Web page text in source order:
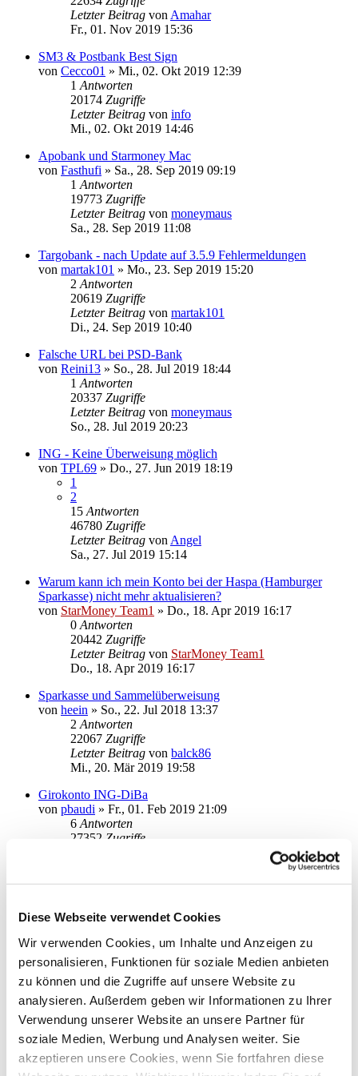
Diese Webseite verwendet Cookies
Wir verwenden Cookies, um Inhalte und Anzeigen zu
personalisieren, Funktionen für soziale Medien anbieten
zu können und die Zugriffe auf unsere Website zu
analysieren. Außerdem geben wir Informationen zu Ihrer
Verwendung unserer Website an unsere Partner für
soziale Medien, Werbung und Analysen weiter. Sie
akzeptieren unsere Cookies, wenn Sie fortfahren diese
Letzter Beitrag von Amahar
Fr., 01. Nov 2019 15:36
SM3 & Postbank Best Sign
von Cecco01 » Mi., 02. Okt 2019 12:39
1 Antworten
20174 Zugriffe
Letzter Beitrag von info
Mi., 02. Okt 2019 14:46
Apobank und Starmoney Mac
von Fasthufi » Sa., 28. Sep 2019 09:19
1 Antworten
19773 Zugriffe
Letzter Beitrag von moneymaus
Sa., 28. Sep 2019 11:08
Targobank - nach Update auf 3.5.9 Fehlermeldungen
von martak101 » Mo., 23. Sep 2019 15:20
2 Antworten
20619 Zugriffe
Letzter Beitrag von martak101
Di., 24. Sep 2019 10:40
Falsche URL bei PSD-Bank
von Reini13 » So., 28. Jul 2019 18:44
1 Antworten
20337 Zugriffe
Letzter Beitrag von moneymaus
So., 28. Jul 2019 20:23
ING - Keine Überweisung möglich
von TPL69 » Do., 27. Jun 2019 18:19
1
2
15 Antworten
46780 Zugriffe
Letzter Beitrag von Angel
Sa., 27. Jul 2019 15:14
Warum kann ich mein Konto bei der Haspa (Hamburger
Sparkasse) nicht mehr aktualisieren?
von StarMoney Team1 » Do., 18. Apr 2019 16:17
0 Antworten
20442 Zugriffe
Letzter Beitrag von StarMoney Team1
Do., 18. Apr 2019 16:17
Sparkasse und Sammelüberweisung
von heein » So., 22. Jul 2018 13:37
2 Antworten
22067 Zugriffe
Letzter Beitrag von balck86
Mi., 20. Mär 2019 19:58
Girokonto ING-DiBa
von pbaudi » Fr., 01. Feb 2019 21:09
6 Antworten
27352 Zugriffe
3Antworten
27051 Zugriffe
Letzter Beitragvoninfo
Mi., 06. Feb 2019 12:25
Abfrage Targobank Sparkonten Umsätze
vonDaniel_N»Di., 05. Feb 2019 15:20
1Antworten
21412 Zugriffe
Letzter Beitrag
von
Di., 05. Feb 2019 20:26